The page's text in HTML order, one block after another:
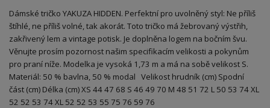
Dámské tričko YAKUZA HIDDEN. Perfektní pro uvolněný styl: Ne příliš
štíhlé, ne příliš volné, tak akorát. Toto tričko má žebrovaný výstřih,
zakřivený lem a vintage potisk. Je doplněna logem na bočním švu.
Věnujte prosím pozornost našim specifikacím velikosti a pokynům
pro praní níže. Modelka je vysoká 1,73 m a má na sobě velikost S.
Materiál: 50 % bavlna, 50 % modal Velikost hrudník (cm) Spodní
část (cm) Délka (cm) XS 44 47 68 S 46 49 70 M 48 51 72 L 50 53 74 XL
52 52 53 74 XL 52 52 53 55 75 76 59 76